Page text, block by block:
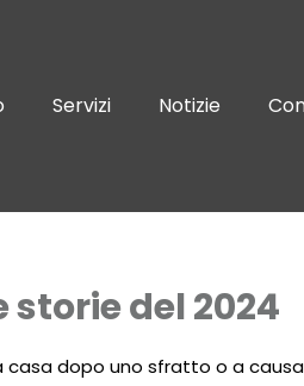
Servizi Notizie
del 2024
dopo uno sfratto o a